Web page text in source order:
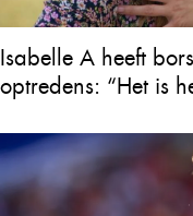
Isabelle A heeft
optredens: “Het is